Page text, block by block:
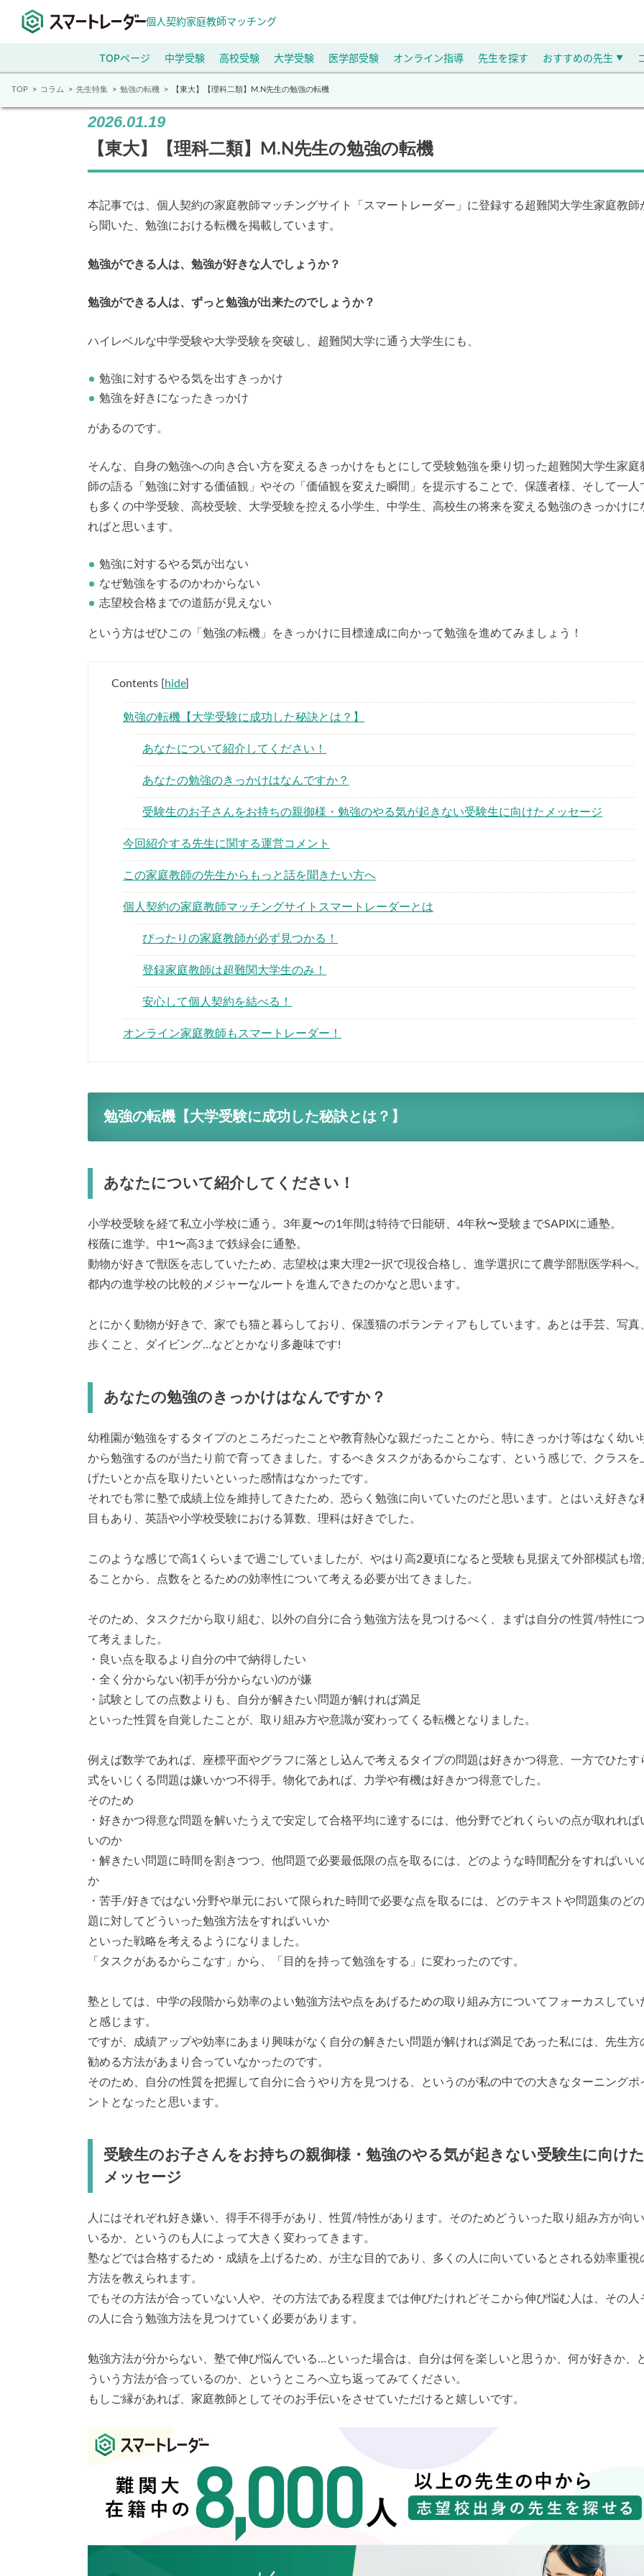
個人契約家庭教師マッチング
TOPページ 中学受験 高校受験 大学受験 医学部受験 オンライン指導 先生を探す おすすめの先生 ▼
TOP コラム 先生特集 勉強の転機 【東大】【理科二類】M.N先生の勉強の転機
2026.01.19
【東大】【理科二類】M.N先生の勉強の転機
本記事では、個人契約の家庭教師マッチングサイト「スマートレーダー」に登録する超難関大学生家庭教師
ら聞いた、勉強における転機を掲載しています。
勉強ができる人は、勉強が好きな人でしょうか？
勉強ができる人は、ずっと勉強が出来たのでしょうか？
ハイレベルな中学受験や大学受験を突破し、超難関大学に通う大学生にも、
勉強に対するやる気を出すきっかけ
勉強を好きになったきっかけ
があるのです。
そんな、自身の勉強への向き合い方を変えるきっかけをもとにして受験勉強を乗り切った超難関大学生家庭
師の語る「勉強に対する価値観」やその「価値観を変えた瞬間」を提示することで、保護者様、そして一人
も多くの中学受験、高校受験、大学受験を控える小学生、中学生、高校生の将来を変える勉強のきっかけに
ればと思います。
勉強に対するやる気が出ない
なぜ勉強をするのかわからない
志望校合格までの道筋が見えない
という方はぜひこの「勉強の転機」をきっかけに目標達成に向かって勉強を進めてみましょう！
Contents [hide]
勉強の転機【大学受験に成功した秘訣とは？】
あなたについて紹介してください！
あなたの勉強のきっかけはなんですか？
受験生のお子さんをお持ちの親御様・勉強のやる気が起きない受験生に向けたメッセージ
今回紹介する先生に関する運営コメント
この家庭教師の先生からもっと話を聞きたい方へ
個人契約の家庭教師マッチングサイトスマートレーダーとは
ぴったりの家庭教師が必ず見つかる！
登録家庭教師は超難関大学生のみ！
安心して個人契約を結べる！
オンライン家庭教師もスマートレーダー！
勉強の転機【大学受験に成功した秘訣とは？】
あなたについて紹介してください！
小学校受験を経て私立小学校に通う。3年夏〜の1年間は特待で日能研、4年秋〜受験までSAPIXに通塾。
桜蔭に進学。中1〜高3まで鉄緑会に通塾。
動物が好きで獣医を志していたため、志望校は東大理2一択で現役合格し、進学選択にて農学部獣医学科へ。
都内の進学校の比較的メジャーなルートを進んできたのかなと思います。
とにかく動物が好きで、家でも猫と暮らしており、保護猫のボランティアもしています。あとは手芸、写真
歩くこと、ダイビング…などとかなり多趣味です!
あなたの勉強のきっかけはなんですか？
幼稚園が勉強をするタイプのところだったことや教育熱心な親だったことから、特にきっかけ等はなく幼い
から勉強するのが当たり前で育ってきました。するべきタスクがあるからこなす、という感じで、クラスを
げたいとか点を取りたいといった感情はなかったです。
それでも常に塾で成績上位を維持してきたため、恐らく勉強に向いていたのだと思います。とはいえ好きな
目もあり、英語や小学校受験における算数、理科は好きでした。
このような感じで高1くらいまで過ごしていましたが、やはり高2夏頃になると受験も見据えて外部模試も増
ることから、点数をとるための効率性について考える必要が出てきました。
そのため、タスクだから取り組む、以外の自分に合う勉強方法を見つけるべく、まずは自分の性質/特性に
て考えました。
・良い点を取るより自分の中で納得したい
・全く分からない(初手が分からない)のが嫌
・試験としての点数よりも、自分が解きたい問題が解ければ満足
といった性質を自覚したことが、取り組み方や意識が変わってくる転機となりました。
例えば数学であれば、座標平面やグラフに落とし込んで考えるタイプの問題は好きかつ得意、一方でひたす
式をいじくる問題は嫌いかつ不得手。物化であれば、力学や有機は好きかつ得意でした。
そのため
・好きかつ得意な問題を解いたうえで安定して合格平均に達するには、他分野でどれくらいの点が取れれば
いのか
・解きたい問題に時間を割きつつ、他問題で必要最低限の点を取るには、どのような時間配分をすればいい
か
・苦手/好きではない分野や単元において限られた時間で必要な点を取るには、どのテキストや問題集のど
題に対してどういった勉強方法をすればいいか
といった戦略を考えるようになりました。
「タスクがあるからこなす」から、「目的を持って勉強をする」に変わったのです。
塾としては、中学の段階から効率のよい勉強方法や点をあげるための取り組み方についてフォーカスしてい
と感じます。
ですが、成績アップや効率にあまり興味がなく自分の解きたい問題が解ければ満足であった私には、先生方
勧める方法があまり合っていなかったのです。
そのため、自分の性質を把握して自分に合うやり方を見つける、というのが私の中での大きなターニングポ
ントとなったと思います。
受験生のお子さんをお持ちの親御様・勉強のやる気が起きない受験生に向けた
メッセージ
人にはそれぞれ好き嫌い、得手不得手があり、性質/特性があります。そのためどういった取り組み方が向
いるか、というのも人によって大きく変わってきます。
塾などでは合格するため・成績を上げるため、が主な目的であり、多くの人に向いているとされる効率重視
方法を教えられます。
でもその方法が合っていない人や、その方法である程度までは伸びたけれどそこから伸び悩む人は、その人
の人に合う勉強方法を見つけていく必要があります。
勉強方法が分からない、塾で伸び悩んでいる…といった場合は、自分は何を楽しいと思うか、何が好きか、
ういう方法が合っているのか、というところへ立ち返ってみてください。
もしご縁があれば、家庭教師としてそのお手伝いをさせていただけると嬉しいです。